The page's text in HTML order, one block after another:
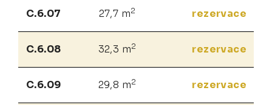
C.6.07 27,7 m2 rezervace
C.6.08 32,3 m2 rezervace
C.6.09 29,8 m2 rezervace